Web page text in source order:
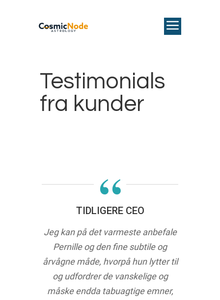
Testimonials
fra kunder
“
TIDLIGERE CEO
Jeg kan på det varmeste anbefale
Pernille og den fine subtile og
årvågne måde, hvorpå hun lytter til
og udfordrerde vanskelige og
måske endda tabuagtige emner,